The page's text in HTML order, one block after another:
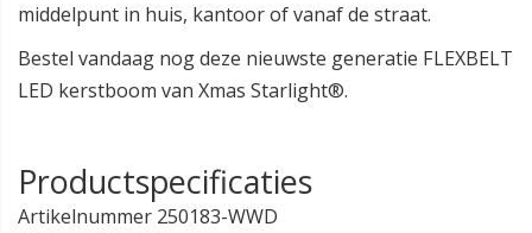
middelpunt in huis, kantoor of vanaf de straat.
Bestel vandaag nog deze nieuwste generatie FLEXBELT
LED kerstboom van Xmas Starlight®.
Productspecificaties
Artikelnummer 250183-WWD